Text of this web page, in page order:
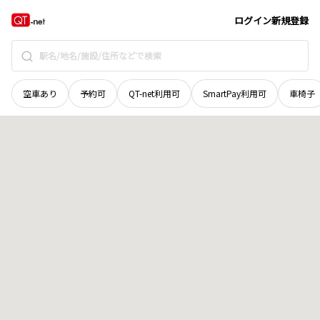
ログイン新規登録
空車あり 予約可 QT-net利用可 SmartPay利用可 車椅子
石川県